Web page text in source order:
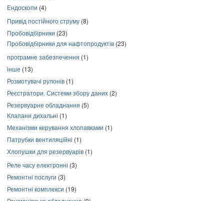
Ендоскопи (4)
Привід постійного струму (8)
Пробовідбірники (23)
Пробовідбірники для нафтопродуктів (23)
програмне забезпечення (1)
інше (13)
Розмотувачі рулонів (1)
Реєстратори. Системи збору даних (2)
Резервуарне обладнання (5)
Клапани дихальні (1)
Механізми керування хлопавками (1)
Патрубки вентиляційні (1)
Хлопушки для резервуарів (1)
Реле часу електронні (3)
Ремонтні послуги (3)
Ремонтні комплекси (19)